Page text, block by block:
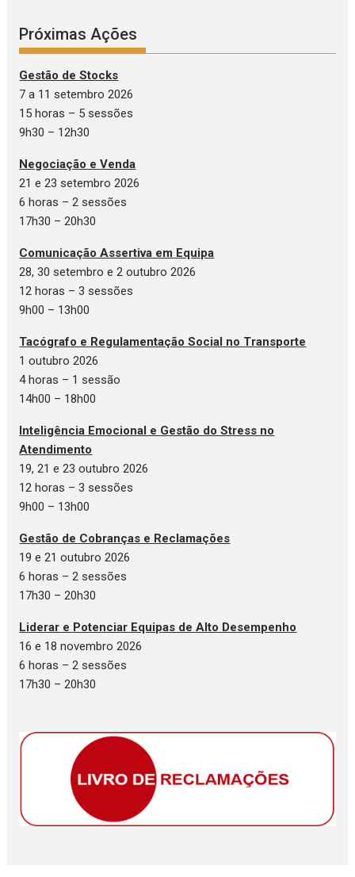
Próximas Ações
Gestão de Stocks
7 a 11 setembro 2026
15 horas – 5 sessões
9h30 – 12h30
Negociação e Venda
21 e 23 setembro 2026
6 horas – 2 sessões
17h30 – 20h30
Comunicação Assertiva em Equipa
28, 30 setembro e 2 outubro 2026
12 horas – 3 sessões
9h00 – 13h00
Tacógrafo e Regulamentação Social no Transporte
1 outubro 2026
4 horas – 1 sessão
14h00 – 18h00
Inteligência Emocional e Gestão do Stress no
Atendimento
19, 21 e 23 outubro 2026
12 horas – 3 sessões
9h00 – 13h00
Gestão de Cobranças e Reclamações
19 e 21 outubro 2026
6 horas – 2 sessões
17h30 – 20h30
Liderar e Potenciar Equipas de Alto Desempenho
16 e 18 novembro 2026
6 horas – 2 sessões
17h30 – 20h30